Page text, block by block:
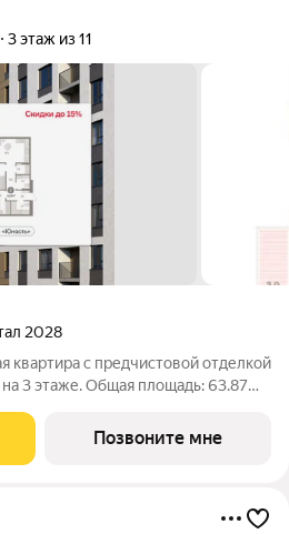
3 этаж из 11
2028
квартира с предчистовой отделкой
3 этаже. Общая площадь: 63.87
2.7 м. Квартира с кухней-гостиной
Позвоните мне